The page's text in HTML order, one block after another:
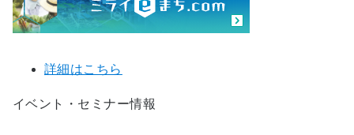
詳細はこちら
イベント・セミナー情報